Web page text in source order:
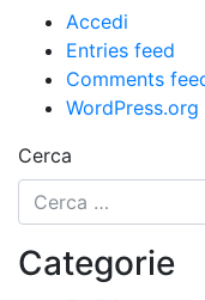
Accedi
Entries feed
Comments
WordPress.org
Cerca
Categorie